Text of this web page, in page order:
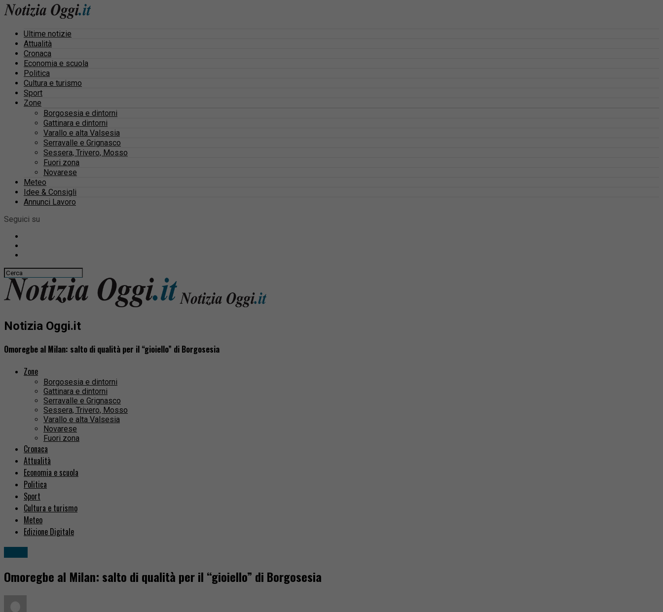
Ultime notizie
Attualità
Cronaca
Economia e scuola
Politica
Cultura e turismo
Sport
Zone
Borgosesia e dintorni
Gattinara e dintorni
Varallo e alta Valsesia
Serravalle e Grignasco
Sessera, Trivero, Mosso
Fuori zona
Novarese
Meteo
Idee & Consigli
Annunci Lavoro
Seguici su
Notizia Oggi.it
Omoregbe al Milan: salto di qualità per il “gioiello” di Borgosesia
Zone
Borgosesia e dintorni
Gattinara e dintorni
Serravalle e Grignasco
Sessera, Trivero, Mosso
Varallo e alta Valsesia
Novarese
Fuori zona
Cronaca
Attualità
Economia e scuola
Politica
Sport
Cultura e turismo
Meteo
Edizione Digitale
Omoregbe al Milan: salto di qualità per il “gioiello” di Borgosesia